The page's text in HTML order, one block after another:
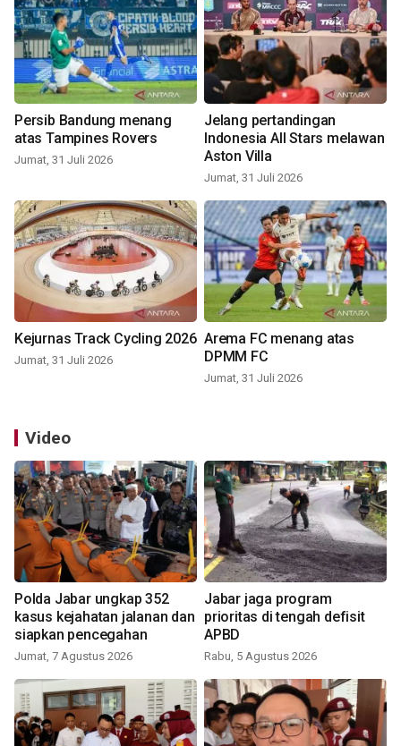
Persib Bandung menang
atas Tampines Rovers
Jumat, 31 Juli 2026
Jelang pertandingan
Indonesia All Stars melawan
Aston Villa
Jumat, 31 Juli 2026
Kejurnas Track Cycling 2026
Jumat, 31 Juli 2026
Arema FC menang atas
DPMM FC
Jumat, 31 Juli 2026
Video
Polda Jabar ungkap 352
kasus kejahatan jalanan dan
siapkan pencegahan
Jumat, 7 Agustus 2026
Jabar jaga program
prioritas di tengah defisit
APBD
Rabu, 5 Agustus 2026